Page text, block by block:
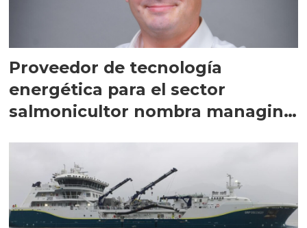
Proveedor de tecnología
energética para el sector
salmonicultor nombra managing